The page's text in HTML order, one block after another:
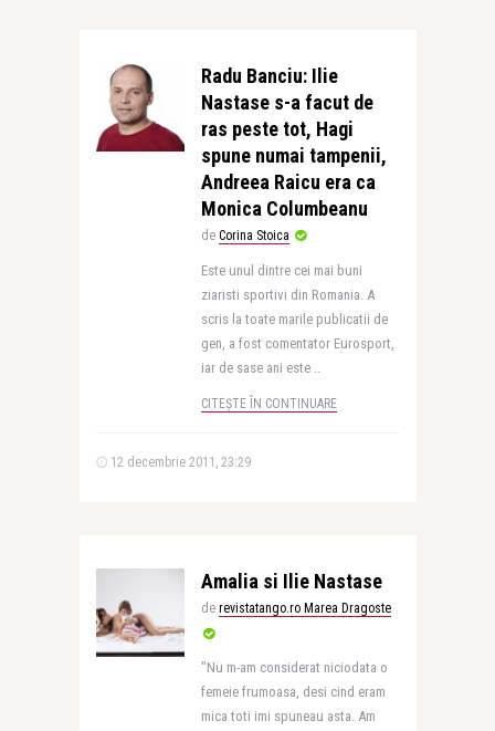
Radu Banciu: Ilie
Nastase s-a facut de
ras peste tot, Hagi
spune numai tampenii,
Andreea Raicu era ca
Monica Columbeanu
de Corina Stoica
Este unul dintre cei mai buni
ziaristi sportivi din Romania. A
scris la toate marile publicatii de
gen, a fost comentator Eurosport,
iar de sase ani este ..
CITEȘTE ÎN CONTINUARE
12 decembrie 2011, 23:29
Amalia si Ilie Nastase
de revistatango.ro Marea Dragoste
"Nu m-am considerat niciodata o
femeie frumoasa, desi cind eram
mica toti imi spuneau asta. Am